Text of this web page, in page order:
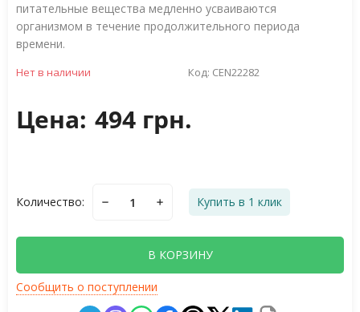
питательные вещества медленно усваиваются
организмом в течение продолжительного периода
времени.
Нет в наличии Код: CEN22282
Цена: 494 грн.
Количество: Купить в 1 клик
В КОРЗИНУ
Сообщить о поступлении